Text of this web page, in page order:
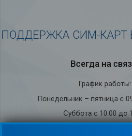
ПОДДЕРЖКА СИМ-КАРТ
Всегда на
График работы:
Понедельник – пятница с
Суббота с 10:00 до